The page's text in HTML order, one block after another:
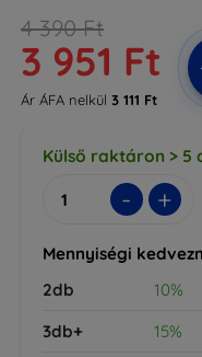
4 390 Ft
3 951 Ft
Ár ÁFA nelkül 3 111 Ft
Külső raktáron > 5
- +
Mennyiségi
2db
10%
3db+
15%